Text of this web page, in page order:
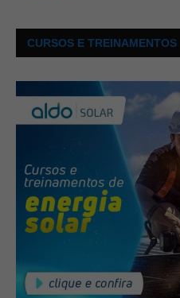
CURSOS E TREINAMENTOS